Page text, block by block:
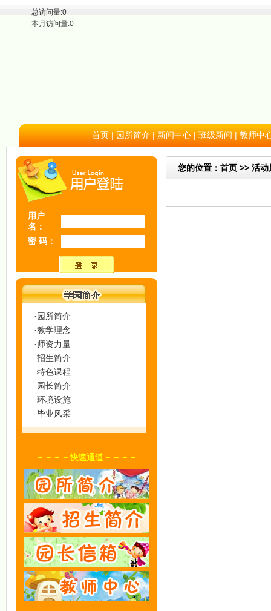
总访问量:0
本月访问量:0
首页 | 园所简介 | 新闻中心 | 班级新闻 | 教师中
·园所简介
·教学理念
·师资力量
·招生简介
·特色课程
·园长简介
·环境设施
·毕业风采
－－－－快速通道－－－－
您的位置：首页 >> 活动